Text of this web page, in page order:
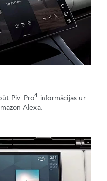
Pivi Pro4 informācijas un
Alexa.